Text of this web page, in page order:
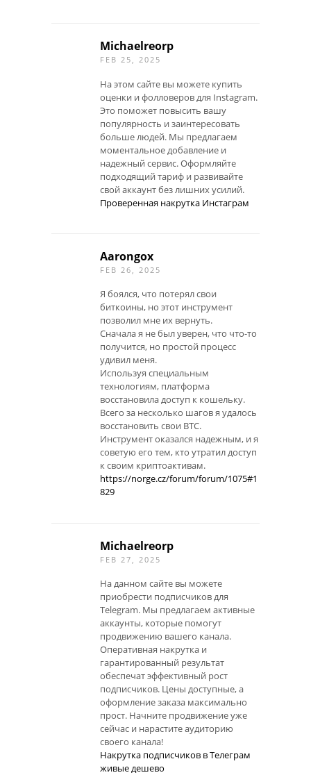
Michaelreorp
FEB 25, 2025
На этом сайте вы можете купить
оценки и фолловеров для Instagram.
Это поможет повысить вашу
популярность и заинтересовать
больше людей. Мы предлагаем
моментальное добавление и
надежный сервис. Оформляйте
подходящий тариф и развивайте
свой аккаунт без лишних усилий.
Проверенная накрутка Инстаграм
Aarongox
FEB 26, 2025
Я боялся, что потерял свои
биткоины, но этот инструмент
позволил мне их вернуть.
Сначала я не был уверен, что что-то
получится, но простой процесс
удивил меня.
Используя специальным
технологиям, платформа
восстановила доступ к кошельку.
Всего за несколько шагов я удалось
восстановить свои BTC.
Инструмент оказался надежным, и я
советую его тем, кто утратил доступ
к своим криптоактивам.
https://norge.cz/forum/forum/1075#1
829
Michaelreorp
FEB 27, 2025
На данном сайте вы можете
приобрести подписчиков для
Telegram. Мы предлагаем активные
аккаунты, которые помогут
продвижению вашего канала.
Оперативная накрутка и
гарантированный результат
обеспечат эффективный рост
подписчиков. Цены доступные, а
оформление заказа максимально
прост. Начните продвижение уже
сейчас и нарастите аудиторию
своего канала!
Накрутка подписчиков в Телеграм
живые дешево